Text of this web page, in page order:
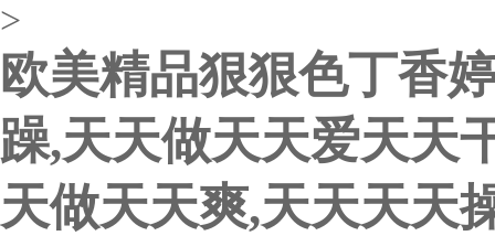
>
欧美精品狠狠色丁香
躁,天天做天天爱天天
天做天天爽,天天天天